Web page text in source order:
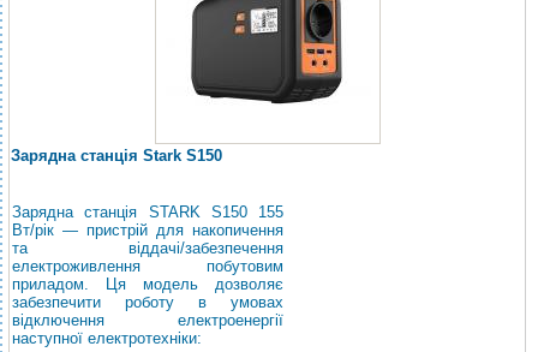
Зарядна станція Stark S150
Зарядна станція STARK S150 155
Вт/рік — пристрій для накопичення
та віддачі/забезпечення
електроживлення побутовим
приладом. Ця модель дозволяє
забезпечити роботу в умовах
відключення електроенергії
наступної електротехніки: